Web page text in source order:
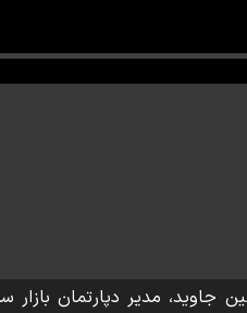
جاوید، مدیر دپارتمان بازار